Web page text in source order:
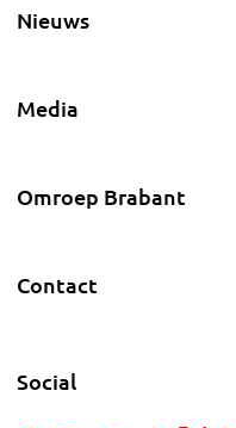
Nieuws
Media
Omroep Brabant
Contact
Social